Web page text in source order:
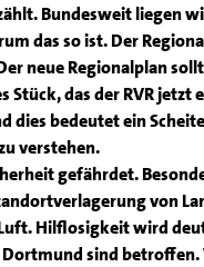
Bundesweit liegen
das so ist. Der
neue Regionalplan
Stück, das der RVR
bedeutet ein
verstehen.
gefährdet.
von
Hilflosigkeit wird
sind